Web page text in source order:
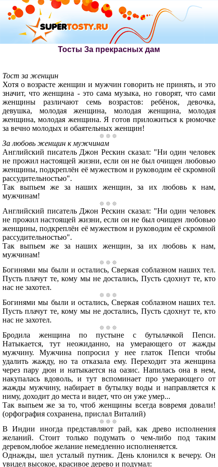
Тосты За прекрасных дам
Тост за женщин
Хотя о возрасте женщин и мужчин говорить не принять, и это
значит, что женщина - это сама музыка, но говорят, что сами
женщины различают семь возрастов: ребёнок, девочка,
девушка, молодая женщина, молодая женщина, молодая
женщина, молодая женщина. Я готов приложиться к рюмочке
за вечно молодых и обаятельных женщин!
За любовь женщин к мужчинам
Английский писатель Джон Рескин сказал: "Ни один человек
не прожил настоящей жизни, если он не был очищен любовью
женщины, подкреплён её мужеством и руководим её скромной
рассудительностью".
Так выпьем же за наших женщин, за их любовь к нам,
мужчинам!
Английский писатель Джон Рескин сказал: "Ни один человек
не прожил настоящей жизни, если он не был очищен любовью
женщины, подкреплён её мужеством и руководим её скромной
рассудительностью".
Так выпьем же за наших женщин, за их любовь к нам,
мужчинам!
Богинями мы были и остались, Сверкая соблазном наших тел.
Пусть плачут те, кому мы не достались, Пусть сдохнут те, кто
нас не захотел.
Богинями мы были и остались, Сверкая соблазном наших тел.
Пусть плачут те, кому мы не достались, Пусть сдохнут те, кто
нас не захотел.
Бродила женщина по пустыне с бутылачкой Пепси.
Натыкается, тут неожиданно, на умерающего от жажды
мужчину. Мужчина попросил у нее глаток Пепси чтобы
удалить жажду, но та отказала ему. Переходит эта женщина
через пару дюн и натыкается на оазис. Напилась она в нем,
накупалась вдоволь, и тут вспоминает про умерающего от
жажды мужчину, набирает в бутылку воды и направляется к
ниму, доходит до места и видет, что он уже умер...
Так выпьем же за то, чтоб женщины всегда вовремя довали!
(орфография сохранена, прислал Виталий)
В Индии иногда представляют рай, как древо исполнения
желаний. Стоит только подумать о чем-либо под таким
деревом,любое желание немедленно исполненяется.
Однажды, шел усталый путник. День клонился к вечеру. Он
увидел высокое, красивое дерево и подумал: